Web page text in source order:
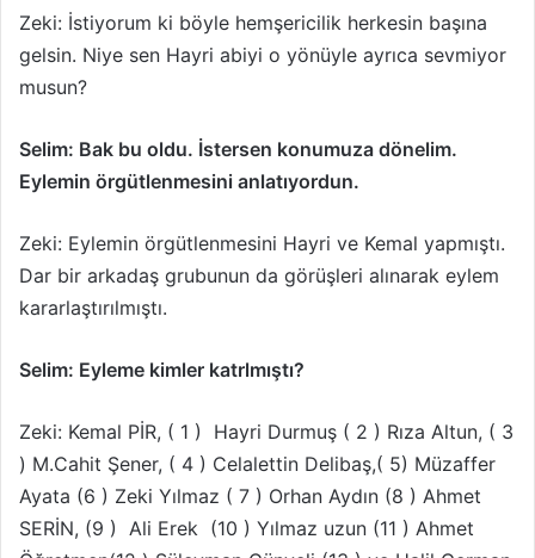
Zeki: İstiyorum ki böyle hemşericilik herkesin başına
gelsin. Niye sen Hayri abiyi o yönüyle ayrıca sevmiyor
musun?
Selim: Bak bu oldu. İstersen konumuza dönelim.
Eylemin örgütlenmesini anlatıyordun.
Zeki: Eylemin örgütlenmesini Hayri ve Kemal yapmıştı.
Dar bir arkadaş grubunun da görüşleri alınarak eylem
kararlaştırılmıştı.
Selim: Eyleme kimler katrlmıştı?
Zeki: Kemal PİR, ( 1 ) Hayri Durmuş ( 2 ) Rıza Altun, ( 3
) M.Cahit Şener, ( 4 ) Celalettin Delibaş,( 5) Müzaffer
Ayata (6 ) Zeki Yılmaz ( 7 ) Orhan Aydın (8 ) Ahmet
SERİN, (9 ) Ali Erek (10 ) Yılmaz uzun (11 ) Ahmet